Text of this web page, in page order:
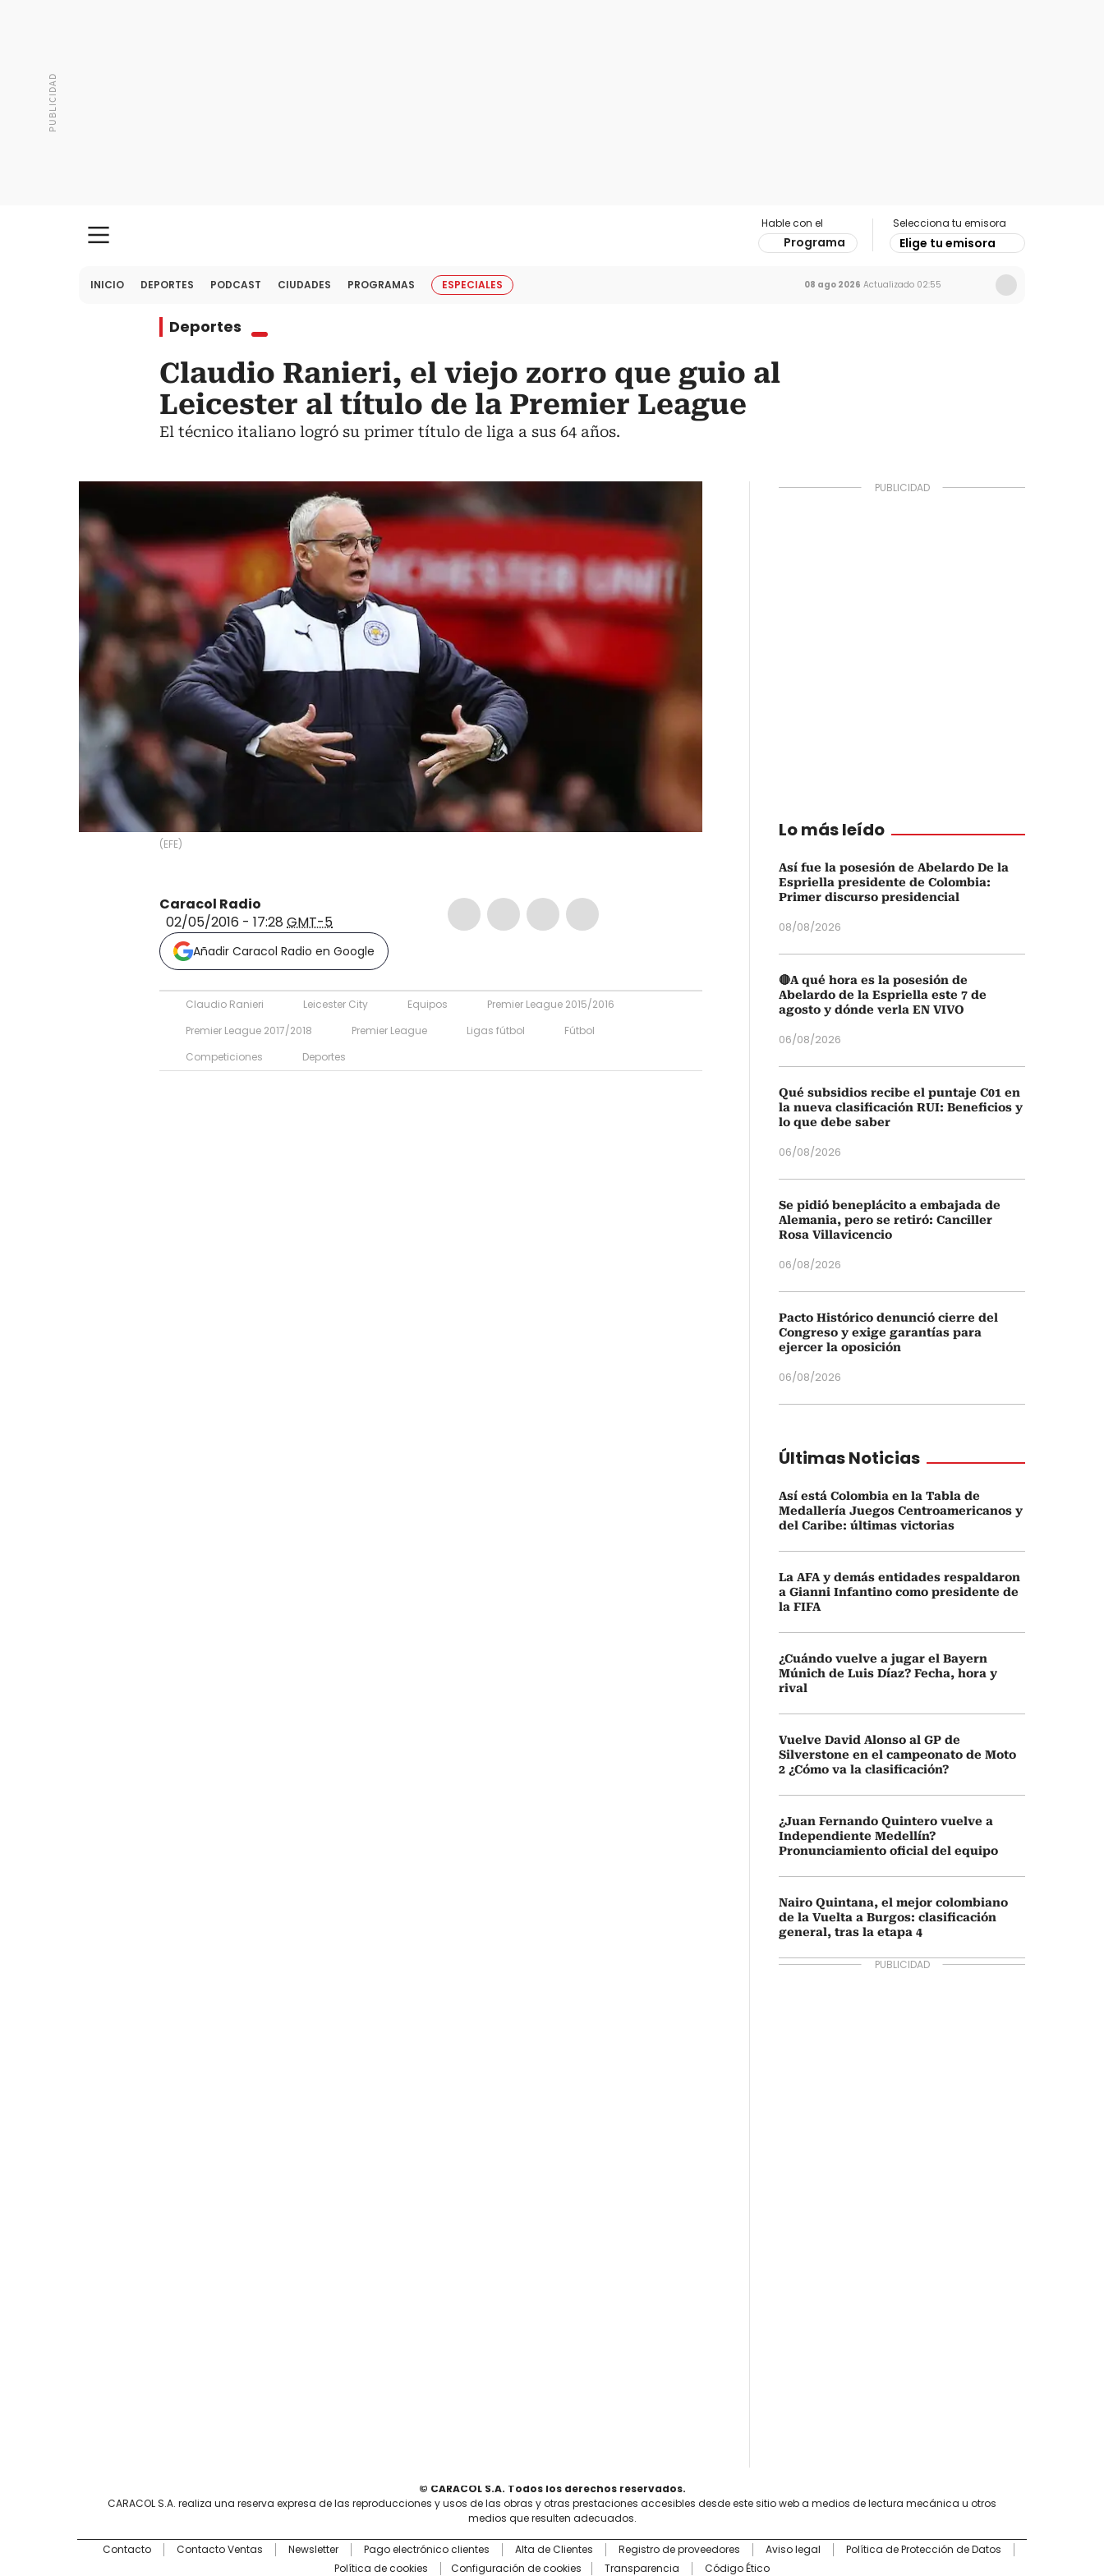
Hable con el
Programa
Selecciona tu emisora
Elige tu emisora
INICIO DEPORTES PODCAST CIUDADES PROGRAMAS ESPECIALES 08 ago 2026 Actualizado 02:55
Deportes
Claudio Ranieri, el viejo zorro que guio al
Leicester al título de la Premier League
El técnico italiano logró su primer título de liga a sus 64 años.
(EFE)
Caracol Radio
02/05/2016 - 17:28 GMT-5
Añadir Caracol Radio en Google
Claudio Ranieri Leicester City Equipos
Premier League 2015/2016
Premier League 2017/2018
Premier League Ligas fútbol
Fútbol
Competiciones
Deportes
Lo más leído
Así fue la posesión de Abelardo De la
Espriella presidente de Colombia:
Primer discurso presidencial
08/08/2026
🔴A qué hora es la posesión de
Abelardo de la Espriella este 7 de
agosto y dónde verla EN VIVO
06/08/2026
Qué subsidios recibe el puntaje C01 en
la nueva clasificación RUI: Beneficios y
lo que debe saber
06/08/2026
Se pidió beneplácito a embajada de
Alemania, pero se retiró: Canciller
Rosa Villavicencio
06/08/2026
Pacto Histórico denunció cierre del
Congreso y exige garantías para
ejercer la oposición
06/08/2026
Últimas Noticias
Así está Colombia en la Tabla de
Medallería Juegos Centroamericanos y
del Caribe: últimas victorias
La AFA y demás entidades respaldaron
a Gianni Infantino como presidente de
la FIFA
¿Cuándo vuelve a jugar el Bayern
Múnich de Luis Díaz? Fecha, hora y
rival
Vuelve David Alonso al GP de
Silverstone en el campeonato de Moto
2 ¿Cómo va la clasificación?
¿Juan Fernando Quintero vuelve a
Independiente Medellín?
Pronunciamiento oficial del equipo
Nairo Quintana, el mejor colombiano
de la Vuelta a Burgos: clasificación
general, tras la etapa 4
© CARACOL S.A. Todos los derechos reservados.
CARACOL S.A. realiza una reserva expresa de las reproducciones y usos de las obras y otras prestaciones accesibles desde este sitio web a medios de lectura mecánica u otros
medios que resulten adecuados.
Contacto Contacto Ventas Newsletter Pago electrónico clientes Alta de Clientes Registro de proveedores Aviso legal
Política de Protección de Datos
Política de cookies
Configuración de cookies Transparencia Código Ético